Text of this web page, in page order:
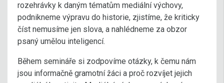
rozehrávky k daným tématům mediální výchovy,
podnikneme výpravu do historie, zjistíme, že kriticky
číst nemusíme jen slova, a nahlédneme za obzor
psaný umělou inteligencí.
Během semináře si zodpovíme otázky, k čemu nám
jsou informačně gramotní žáci a proč rozvíjet jejich